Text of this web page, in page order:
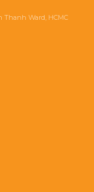
Thanh Ward, HCMC